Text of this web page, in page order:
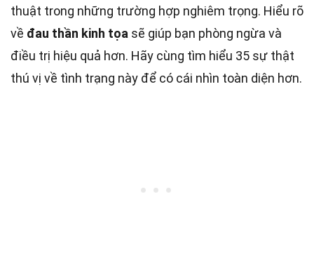
thuật trong những trường hợp nghiêm trọng. Hiểu rõ
về đau thần kinh tọa sẽ giúp bạn phòng ngừa và
điều trị hiệu quả hơn. Hãy cùng tìm hiểu 35 sự thật
thú vị về tình trạng này để có cái nhìn toàn diện hơn.